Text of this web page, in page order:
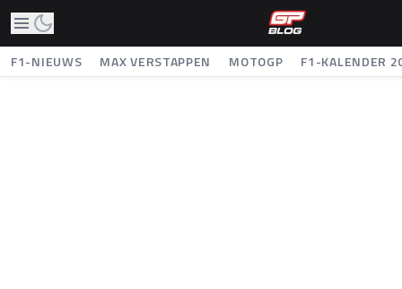
F1-NIEUWS MAX VERSTAPPEN MOTOGP F1-KALENDER